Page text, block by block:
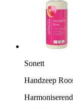
Sonett
Handzeep